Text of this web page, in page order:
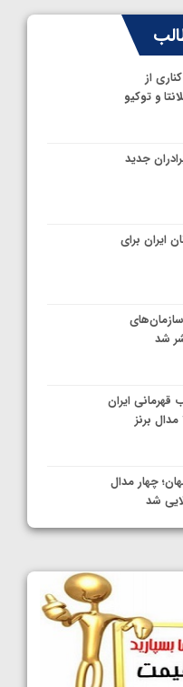
از
و توکیو
جدید
ایران برای
شد
قهرمانی ایران
چهار مدال
شد
نمایندگان